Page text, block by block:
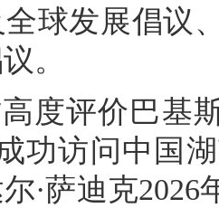
球发展倡议
。
度评价巴基
功访问中国
·萨迪克2026